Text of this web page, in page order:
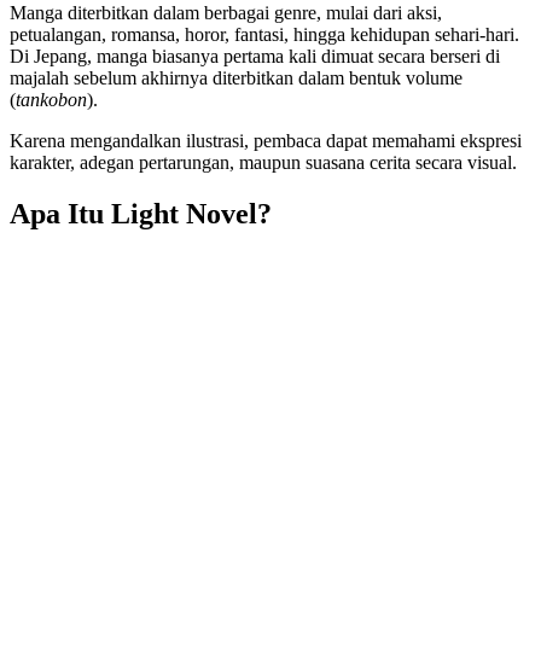
Manga diterbitkan dalam berbagai genre, mulai dari aksi,
petualangan, romansa, horor, fantasi, hingga kehidupan sehari-hari.
Di Jepang, manga biasanya pertama kali dimuat secara berseri di
majalah sebelum akhirnya diterbitkan dalam bentuk volume
(tankobon).
Karena mengandalkan ilustrasi, pembaca dapat memahami ekspresi
karakter, adegan pertarungan, maupun suasana cerita secara visual.
Apa Itu Light Novel?